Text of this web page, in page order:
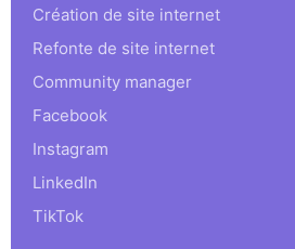
Création de site internet
Refonte de site internet
Community manager
Facebook
Instagram
LinkedIn
TikTok